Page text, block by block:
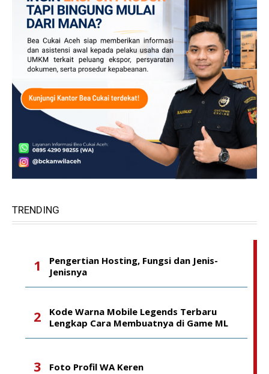
TRENDING
Pengertian Hosting, Fungsi dan Jenis-
Jenisnya
Kode Warna Mobile Legends Terbaru
Lengkap Cara Membuatnya di Game ML
Foto Profil WA Keren